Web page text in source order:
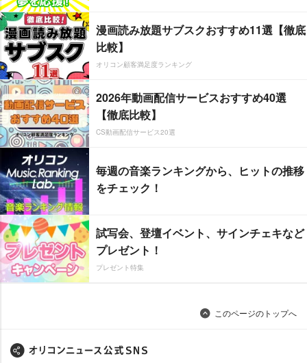
漫画読み放題サブスクおすすめ11選【徹底
比較】
オリコン顧客満足度ランキング
2026年動画配信サービスおすすめ40選
【徹底比較】
CS動画配信サービス20選
毎週の音楽ランキングから、ヒットの推移
をチェック！
試写会、登壇イベント、サインチェキなど
プレゼント！
プレゼント特集
このページのトップへ